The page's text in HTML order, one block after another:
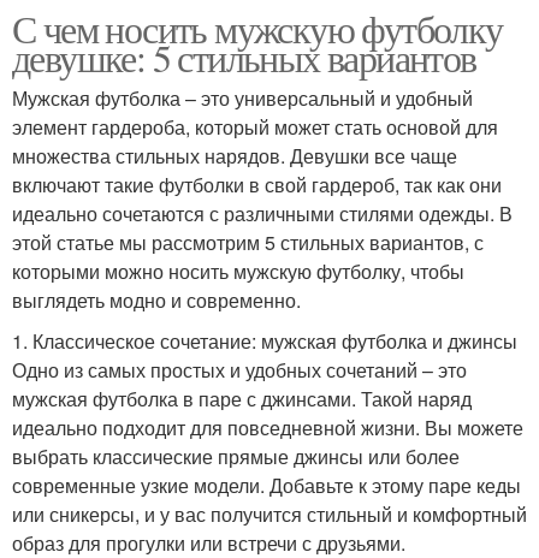
С чем носить мужскую футболку
девушке: 5 стильных вариантов
Мужская футболка – это универсальный и удобный
элемент гардероба, который может стать основой для
множества стильных нарядов. Девушки все чаще
включают такие футболки в свой гардероб, так как они
идеально сочетаются с различными стилями одежды. В
этой статье мы рассмотрим 5 стильных вариантов, с
которыми можно носить мужскую футболку, чтобы
выглядеть модно и современно.
1. Классическое сочетание: мужская футболка и джинсы
Одно из самых простых и удобных сочетаний – это
мужская футболка в паре с джинсами. Такой наряд
идеально подходит для повседневной жизни. Вы можете
выбрать классические прямые джинсы или более
современные узкие модели. Добавьте к этому паре кеды
или сникерсы, и у вас получится стильный и комфортный
образ для прогулки или встречи с друзьями.